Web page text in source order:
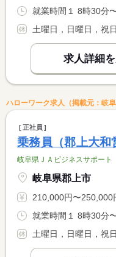
就業時間１ 8時30分
土曜日，日曜日，祝日
求人詳細
ハローワーク求人（掲載元：岐阜
正社員
乗務員（郡上大和
岐阜県ＪＡビジネスサポー
岐阜県郡上市
210,000円〜250,000円 ※フルタイム求人の場
就業時間１ 8時30分
土曜日，日曜日，祝日